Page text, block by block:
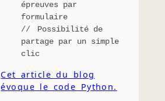
épreuves par
formulaire
Possibilité de
partage par un simple
clic
Cet article du blog
évoque le code Python.